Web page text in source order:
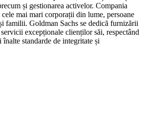
și gestionarea activelor. Compania
cele mai mari corporații din lume, persoane
familii. Goldman Sachs se dedică furnizării
excepționale clienților săi, respectând
standarde de integritate și